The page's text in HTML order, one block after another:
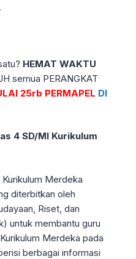
HEMAT WAKTU
semua PERANGKAT
25rb PERMAPEL DI
4 SD/MI Kurikulum
Merdeka
diterbitkan oleh
Riset, dan
untuk membantu guru
Merdeka pada
berbagai informasi